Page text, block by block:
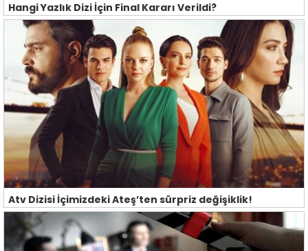
Hangi Yazlık Dizi İçin Final Kararı Verildi?
Atv Dizisi İçimizdeki Ateş’ten sürpriz değişiklik!